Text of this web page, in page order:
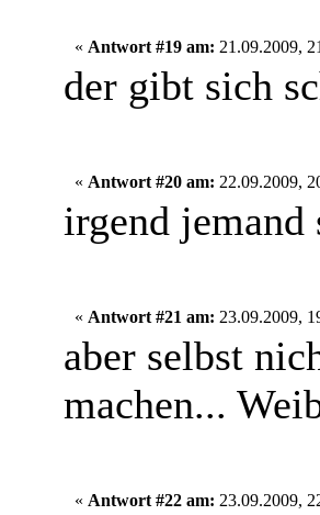
« Antwort #19 am: 21.09.2009,
der gibt sich
« Antwort #20 am: 22.09.2009,
irgend
« Antwort #21 am: 23.09.2009,
aber selbst
machen...
« Antwort #22 am: 23.09.2009,